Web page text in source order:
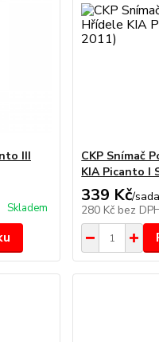
III
Skladem
CKP Snímač
KIA Picanto I
339 Kč/sada
280 Kč bez